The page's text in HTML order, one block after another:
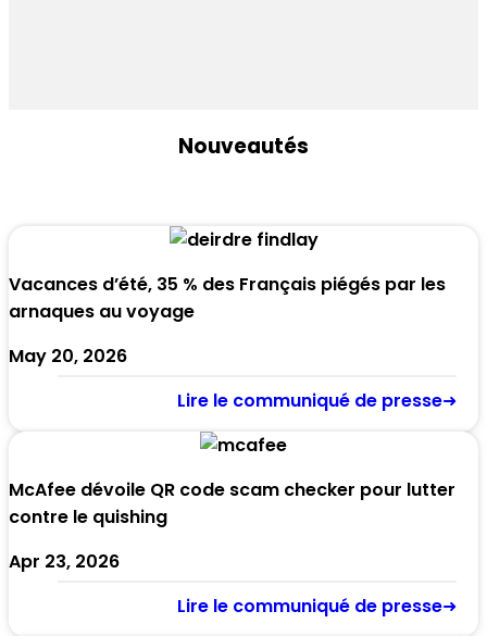
Nouveautés
Vacances d’été, 35 % des Français piégés par les
arnaques au voyage
May 20, 2026
Lire le communiqué de presse➜
McAfee dévoile QR code scam checker pour lutter
contre le quishing
Apr 23, 2026
Lire le communiqué de presse➜